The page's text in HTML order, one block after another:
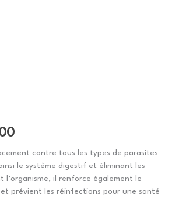
Le
prix
actuel
est :
contre tous les types de parasites
le système digestif et éliminant les
l’organisme, il renforce également le
prévient les réinfections pour une santé